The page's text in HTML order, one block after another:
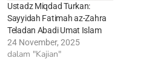
Ustadz Miqdad Turkan:
Sayyidah Fatimah az-Zahra
Teladan Abadi Umat Islam
24 November, 2025
dalam "Kajian"